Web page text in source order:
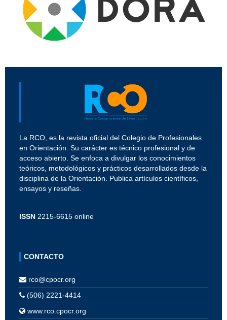
La RCO, es la revista oficial del Colegio de Profesionales
en Orientación. Su carácter es técnico profesional y de
acceso abierto. Se enfoca a divulgar los conocimientos
teóricos, metodológicos y prácticos desarrollados desde la
disciplina de la Orientación. Publica artículos científicos,
ensayos y reseñas.
ISSN 2215-6615 online
CONTACTO
rco@cpocr.org
(506) 2221-4414
www.rco.cpocr.org